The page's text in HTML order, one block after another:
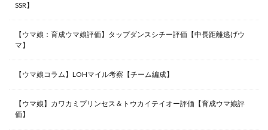
SSR】
【ウマ娘：育成ウマ娘評価】タップダンスシチー評価【中長距離逃げウ
マ】
【ウマ娘コラム】LOHマイル考察【チーム編成】
【ウマ娘】カワカミプリンセス＆トウカイテイオー評価【育成ウマ娘評
価】